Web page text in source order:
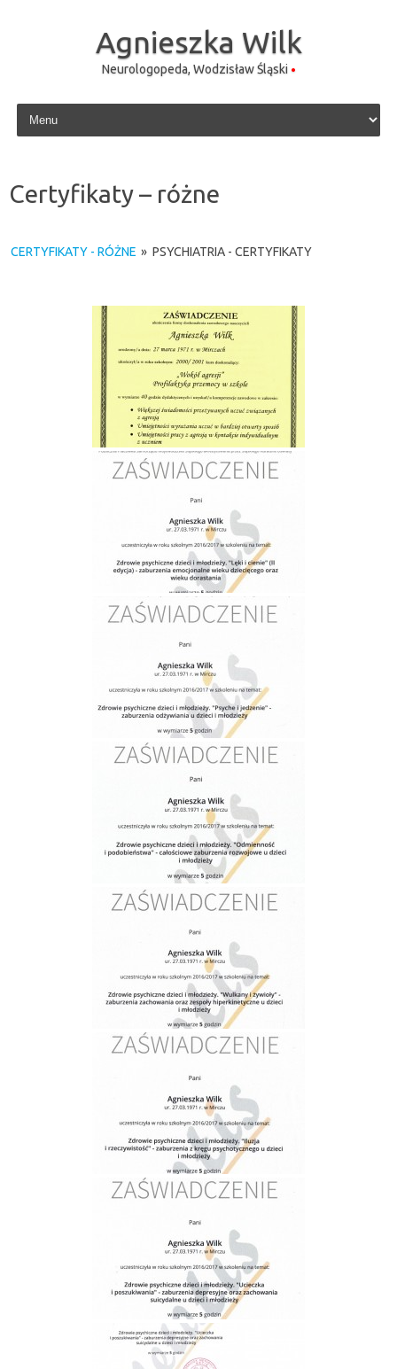
Agnieszka Wilk
Neurologopeda, Wodzisław Śląski
Skip to content
Certyfikaty – różne
CERTYFIKATY - RÓŻNE » PSYCHIATRIA - CERTYFIKATY